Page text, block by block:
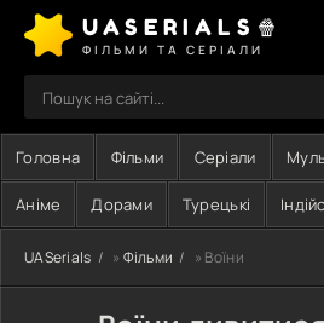
UASERIALS🍿
ФІЛЬМИ ТА СЕРІАЛИ
Головна Фільми Серіали
Аніме Дорами Турецькі
UASerials » Фільми » Воїни